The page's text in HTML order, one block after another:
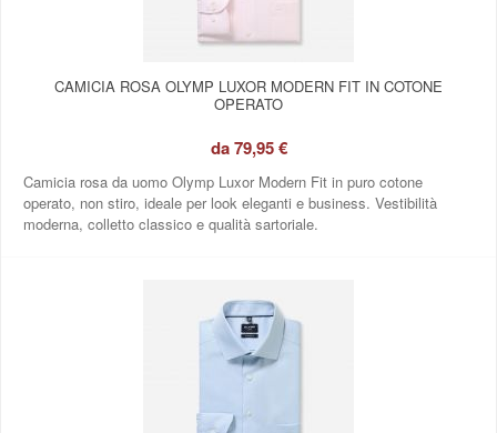
CAMICIA ROSA OLYMP LUXOR MODERN FIT IN COTONE
OPERATO
da79,95 €
Camicia rosa da uomo Olymp Luxor Modern Fit in puro cotone
operato, non stiro, ideale per look eleganti e business. Vestibilità
moderna, colletto classico e qualità sartoriale.